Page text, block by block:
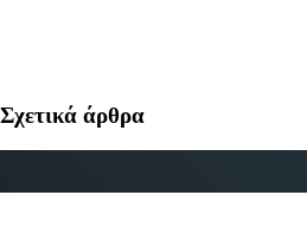
Σχετικά άρθρα